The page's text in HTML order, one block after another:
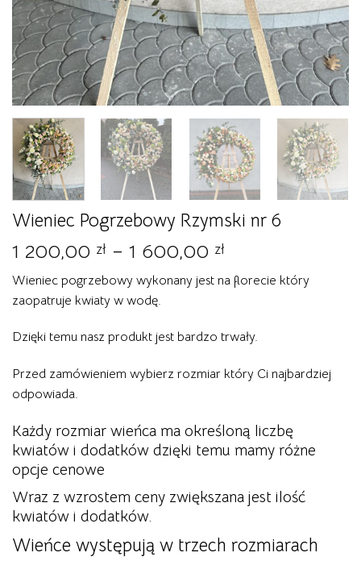
Wieniec Pogrzebowy Rzymski nr 6
1 200,00 zł – 1 600,00 zł
cen:
od
200,00 zł
do
1
600,00 zł
Wieniec pogrzebowy wykonany jest na florecie który
zaopatruje kwiaty w wodę.
Dzięki temu nasz produkt jest bardzo trwały.
Przed zamówieniem wybierz rozmiar który Ci najbardziej
odpowiada.
Każdy rozmiar wieńca ma określoną liczbę
kwiatów i dodatków dzięki temu mamy różne
opcje cenowe
Wraz z wzrostem ceny zwiększana jest ilość
kwiatów i dodatków.
Wieńce występują w trzech rozmiarach